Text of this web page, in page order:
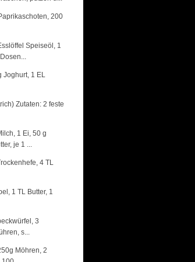
200
Speiseöl, 1
Joghurt, 1 EL
Zutaten: 2 feste
1 Ei, 50 g
je 1 ...
4 TL
1 TL Butter, 1
3
s...
Möhren, 2